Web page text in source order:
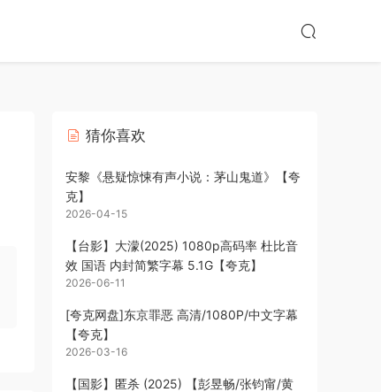
猜你喜欢
安黎《悬疑惊悚有声小说：茅山鬼道》【夸
克】
2026-04-15
【台影】大濛(2025) 1080p高码率 杜比音
效 国语 内封简繁字幕 5.1G【夸克】
2026-06-11
[夸克网盘]东京罪恶 高清/1080P/中文字幕
【夸克】
2026-03-16
【国影】匿杀‎ (2025) 【彭昱畅/张钧甯/黄